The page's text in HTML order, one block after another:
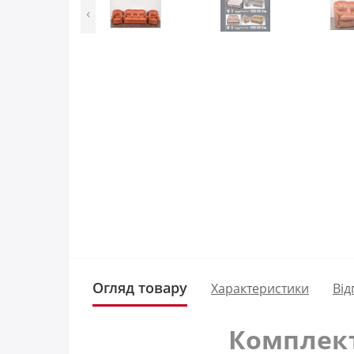
‹
Огляд товару Характеристики